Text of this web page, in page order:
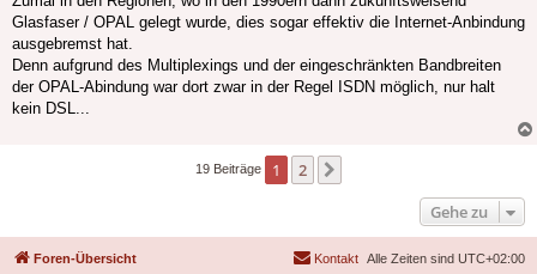
Glasfaser / OPAL gelegt wurde, dies sogar effektiv die Internet-Anbindung
ausgebremst hat.
Denn aufgrund des Multiplexings und der eingeschränkten Bandbreiten
der OPAL-Abindung war dort zwar in der Regel ISDN möglich, nur halt
kein DSL...
19 Beiträge 1 2
Gehe zu
Foren-Übersicht Alle Zeiten sind UTC+02:00
Kontakt